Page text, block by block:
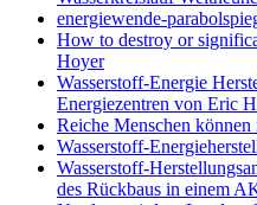
energiewende-
How to destroy or
Hoyer
Wasserstoff-Energie
Energiezentren von Eric
Reiche Menschen
Wasserstoff-
Wasserstoff-
des Rückbaus in einem